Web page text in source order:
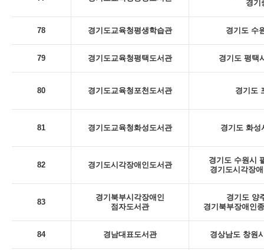
경기
78 경기도교육청평생학습관 경기도 수
79 경기도교육청평택도서관 경기도 평택
80 경기도교육청포천도서관 경기도
81 경기도교육청화성도서관 경기도 화성
82 경기도시각장애인도서관
경기도 수원시
경기도시각장
83
경기북부시각장애인
점자도서관
경기도 양
경기북부장애인
84 경남대표도서관 경상남도 창원